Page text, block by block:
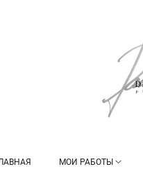
МОИ РАБОТЫ